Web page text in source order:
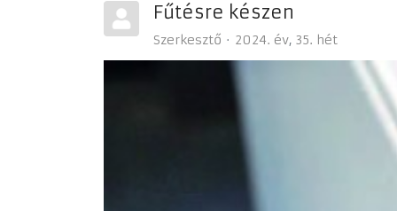
Fűtésre készen
Szerkesztő 2024. év 35. hét